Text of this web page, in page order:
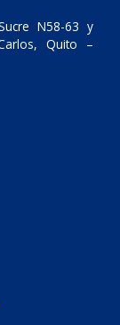
N58-63 y
Quito –